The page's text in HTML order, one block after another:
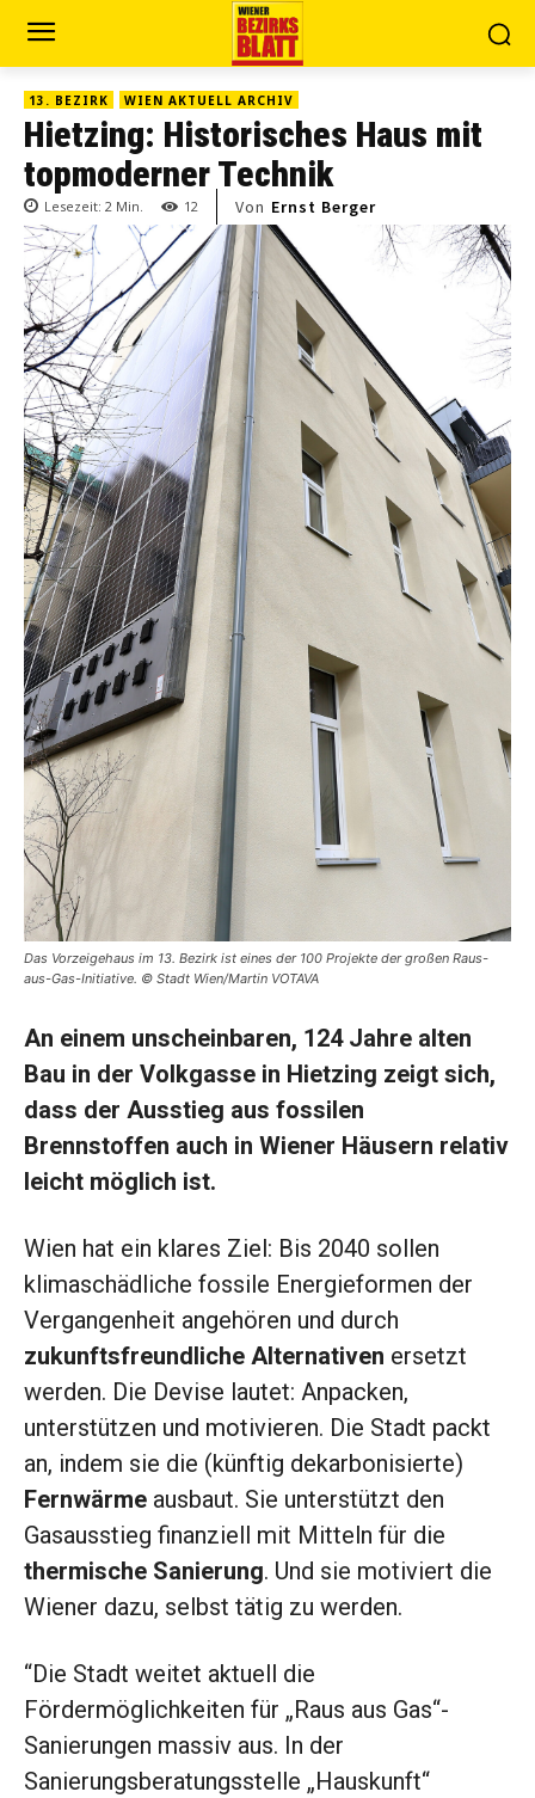
13. BEZIRK WIEN AKTUELL ARCHIV
Hietzing: Historisches Haus mit
topmoderner Technik
Lesezeit: 2 Min. 12 Von Ernst Berger
Das Vorzeigehaus im 13. Bezirk ist eines der 100 Projekte der großen Raus-
aus-Gas-Initiative. © Stadt Wien/Martin VOTAVA
An einem unscheinbaren, 124 Jahre alten
Bau in der Volkgasse in Hietzing zeigt sich,
dass der Ausstieg aus fossilen
Brennstoffen auch in Wiener Häusern relativ
leicht möglich ist.
Wien hat ein klares Ziel: Bis 2040 sollen
klimaschädliche fossile Energieformen der
Vergangenheit angehören und durch
zukunftsfreundliche Alternativen ersetzt
werden. Die Devise lautet: Anpacken,
unterstützen und motivieren. Die Stadt packt
an, indem sie die (künftig dekarbonisierte)
Fernwärme ausbaut. Sie unterstützt den
Gasausstieg finanziell mit Mitteln für die
thermische Sanierung. Und sie motiviert die
Wiener dazu, selbst tätig zu werden.
“Die Stadt weitet aktuell die
Fördermöglichkeiten für „Raus aus Gas“-
Sanierungen massiv aus. In der
Sanierungsberatungsstelle „Hauskunft“